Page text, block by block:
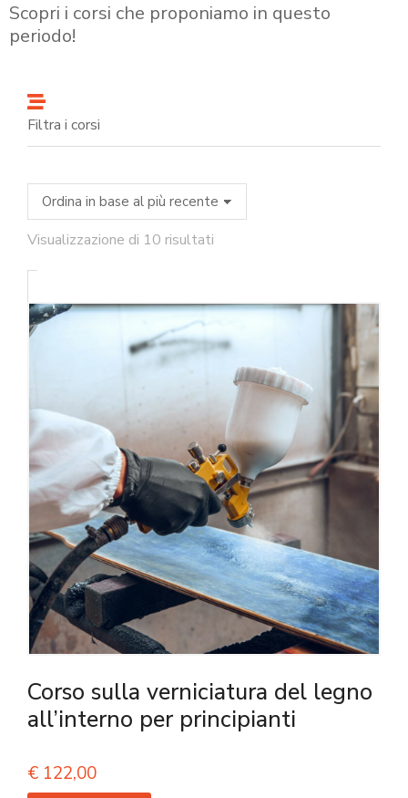
Scopri i corsi che proponiamo in questo
periodo!
Filtra i corsi
Visualizzazione di 10 risultati
Corso sulla verniciatura del legno
all’interno per principianti
€ 122,00